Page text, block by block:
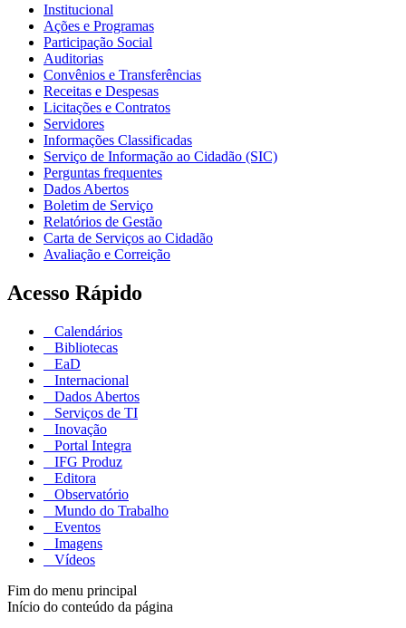
Institucional
Ações e Programas
Participação Social
Auditorias
Convênios e Transferências
Receitas e Despesas
Licitações e Contratos
Servidores
Informações Classificadas
Serviço de Informação ao Cidadão (SIC)
Perguntas frequentes
Dados Abertos
Boletim de Serviço
Relatórios de Gestão
Carta de Serviços ao Cidadão
Avaliação e Correição
Acesso Rápido
Calendários
Bibliotecas
EaD
Internacional
Dados Abertos
Serviços de TI
Inovação
Portal Integra
IFG Produz
Editora
Observatório
Mundo do Trabalho
Eventos
Imagens
Vídeos
Fim do menu principal
Início do conteúdo da página